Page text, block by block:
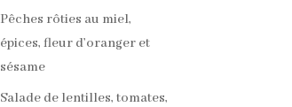
Pêches rôties au miel,
épices, fleur d’oranger et
sésame
Salade de lentilles, tomates,